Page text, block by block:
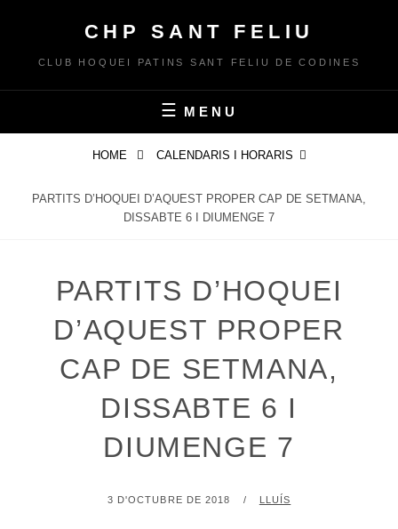
content
CHP SANT FELIU
CLUB HOQUEI PATINS SANT FELIU DE CODINES
MENU
HOME CALENDARIS I HORARIS
PARTITS D’HOQUEI D’AQUEST PROPER CAP DE SETMANA,
DISSABTE 6 I DIUMENGE 7
PARTITS D’HOQUEI
D’AQUEST PROPER
CAP DE SETMANA,
DISSABTE 6 I
DIUMENGE 7
POSTED
3 D'OCTUBRE DE 2018 BY
LLUÍS